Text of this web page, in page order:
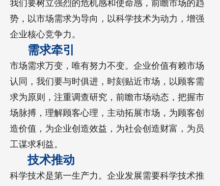
我们要树立强烈的危机感和使命感，前瞻市场的趋
势，以市场需求为导向，以科学技术为动力，增强
企业核心竞争力。
需求牵引
市场需求万变，唯有努力不变。企业价值有赖市场
认同，我们要与时俱进，时刻贴近市场，以顾客需
求为原则，注重调查研究，前瞻市场动态，把握市
场脉搏，理解顾客心理，主动拓展市场，为顾客创
造价值，为企业创造效益，为社会创造财富，为员
工谋求利益。
技术推动
科学技术是第一生产力。企业发展需要科学技术推